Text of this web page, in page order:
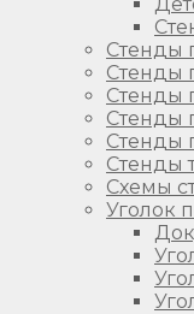
Стенды
Стенды
Стенды
Стенды
Стенды
Стенды
Схемы
Уголок